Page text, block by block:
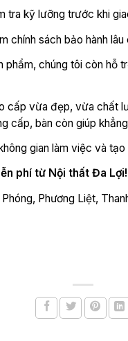
tra kỹ lưỡng trước khi
chính sách bảo hành
phẩm, chúng tôi còn hỗ
cấp vừa đẹp, vừa chất
cấp, bàn còn giúp
gian làm việc và
phí từ Nội thất Đa Lợi!
Phương Liệt,